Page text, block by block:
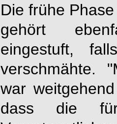
Die frühe
gehört
eingestuft,
verschmähte.
war
dass die für